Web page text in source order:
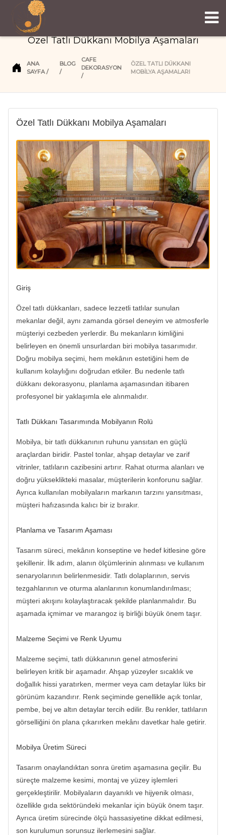
Özel Tatlı Dükkanı Mobilya Aşamaları
ANA
SAYFA
BLOG
CAFE
DEKORASYON
ÖZEL TATLI DÜKKANI
MOBILYA AŞAMALARI
Özel Tatlı Dükkanı Mobilya Aşamaları
Giriş
Özel tatlı dükkanları, sadece lezzetli tatlılar sunulan
mekanlar değil, aynı zamanda görsel deneyim ve atmosferle
müşteriyi cezbeden yerlerdir. Bu mekanların kimliğini
belirleyen en önemli unsurlardan biri mobilya tasarımıdır.
Doğru mobilya seçimi, hem mekânın estetiğini hem de
kullanım kolaylığını doğrudan etkiler. Bu nedenle tatlı
dükkanı dekorasyonu, planlama aşamasından itibaren
profesyonel bir yaklaşımla ele alınmalıdır.
Tatlı Dükkanı Tasarımında Mobilyanın Rolü
Mobilya, bir tatlı dükkanının ruhunu yansıtan en güçlü
araçlardan biridir. Pastel tonlar, ahşap detaylar ve zarif
vitrinler, tatlıların cazibesini artırır. Rahat oturma alanları ve
doğru yükseklikteki masalar, müşterilerin konforunu sağlar.
Ayrıca kullanılan mobilyaların markanın tarzını yansıtması,
müşteri hafızasında kalıcı bir iz bırakır.
Planlama ve Tasarım Aşaması
Tasarım süreci, mekânın konseptine ve hedef kitlesine göre
şekillenir. İlk adım, alanın ölçümlerinin alınması ve kullanım
senaryolarının belirlenmesidir. Tatlı dolaplarının, servis
tezgahlarının ve oturma alanlarının konumlandırılması;
müşteri akışını kolaylaştıracak şekilde planlanmalıdır. Bu
aşamada içmimar ve marangoz iş birliği büyük önem taşır.
Malzeme Seçimi ve Renk Uyumu
Malzeme seçimi, tatlı dükkanının genel atmosferini
belirleyen kritik bir aşamadır. Ahşap yüzeyler sıcaklık ve
doğallık hissi yaratırken, mermer veya cam detaylar lüks bir
görünüm kazandırır. Renk seçiminde genellikle açık tonlar,
pembe, bej ve altın detaylar tercih edilir. Bu renkler, tatlıların
görselliğini ön plana çıkarırken mekânı davetkar hale getirir.
Mobilya Üretim Süreci
Tasarım onaylandıktan sonra üretim aşamasına geçilir. Bu
süreçte malzeme kesimi, montaj ve yüzey işlemleri
gerçekleştirilir. Mobilyaların dayanıklı ve hijyenik olması,
özellikle gıda sektöründeki mekanlar için büyük önem taşır.
Ayrıca üretim sürecinde ölçü hassasiyetine dikkat edilmesi,
son kurulumun sorunsuz ilerlemesini sağlar.